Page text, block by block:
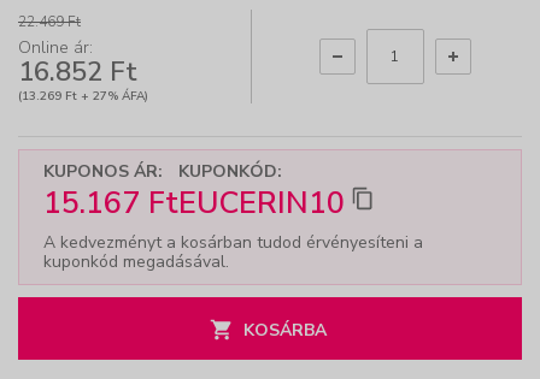
22.469 Ft
Online ár:
16.852 Ft
(13.269 Ft + 27% ÁFA)
KUPONOS ÁR:
15.167 Ft
KUPONKÓD:
EUCERIN10
A kedvezményt a kosárban tudod érvényesíteni a
kuponkód megadásával.
KOSÁRBA